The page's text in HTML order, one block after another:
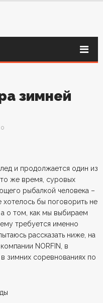
зимней
0
и продолжается один из
же время, суровых
рыбалкой человека –
хотелось бы поговорить не
о том, как мы выбираем
требуется именно
рассказать ниже, на
NORFIN, в
зимних соревнованиях по